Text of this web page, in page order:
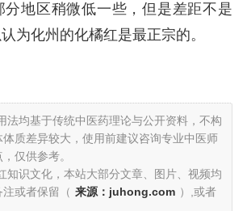
分地区稍微低一些，但是差距不是
为化州的化橘红是最正宗的。
法均基于传统中医药理论与公开资料，不构
体质差异较大，使用前建议咨询专业中医师
仅供参考。
知识文化，本站大部分文章、图片、视频均
或者保留（ 来源：juhong.com ）,或者